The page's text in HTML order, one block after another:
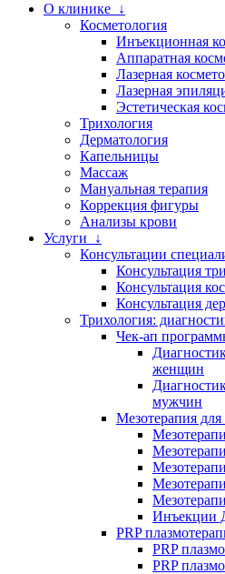
О клинике ↓
Косметология
Инъекционная
Аппаратная
Лазерная
Лазерная
Эстетическая
Трихология
Дерматология
Капельницы
Массаж
Мануальная терапия
Коррекция фигуры
Анализы крови
Услуги ↓
Консультации
Консультация
Консультация
Консультация
Трихология:
Чек-ап
женщин
мужчин
Мезотерапия для
Инъекции
PRP
PRP
PRP